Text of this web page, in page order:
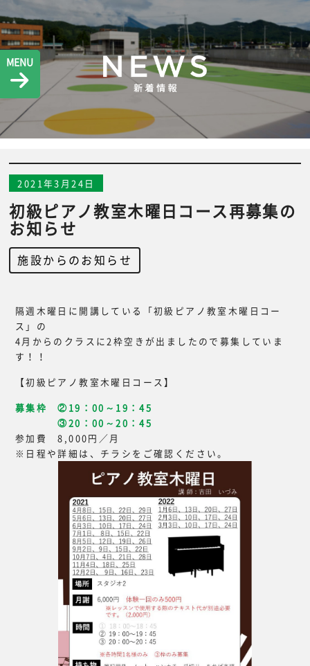
MENU
2021年3月24日
初級ピアノ教室木曜日コース再募集の
お知らせ
施設からのお知らせ
隔週木曜日に開講している「初級ピアノ教室木曜日コー
ス」の
4月からのクラスに2枠空きが出ましたので募集していま
す！！
【初級ピアノ教室木曜日コース】
募集枠 ②19：00～19：45
③20：00～20：45
参加費 8,000円／月
※日程や詳細は、チラシをご確認ください。